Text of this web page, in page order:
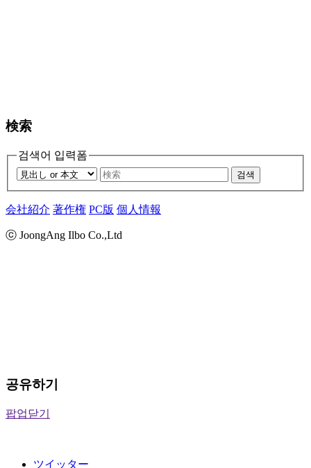
検索
검색어 입력폼
검색
会社紹介 著作権 PC版 個人情報
ⓒ JoongAng Ilbo Co.,Ltd
공유하기
팝업닫기
ツイッター